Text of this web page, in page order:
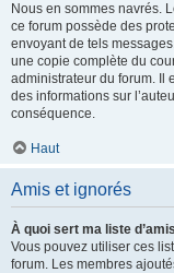
Nous en sommes navrés.
ce forum possède des
envoyant de tels
une copie complète du
administrateur du forum. Il
des informations sur
conséquence.
Haut
Amis et ignorés
À quoi sert ma liste
Vous pouvez utiliser ces
forum. Les membres